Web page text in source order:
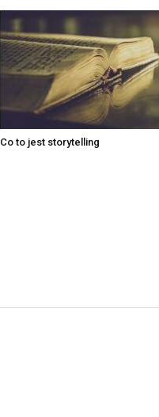
Co to jest storytelling